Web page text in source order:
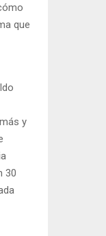
que
y
30